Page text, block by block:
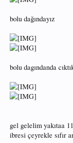
bolu dağındayız
bolu dagındanda
gel gelelim yakıtaa
ibresi çeyrekle sıfır